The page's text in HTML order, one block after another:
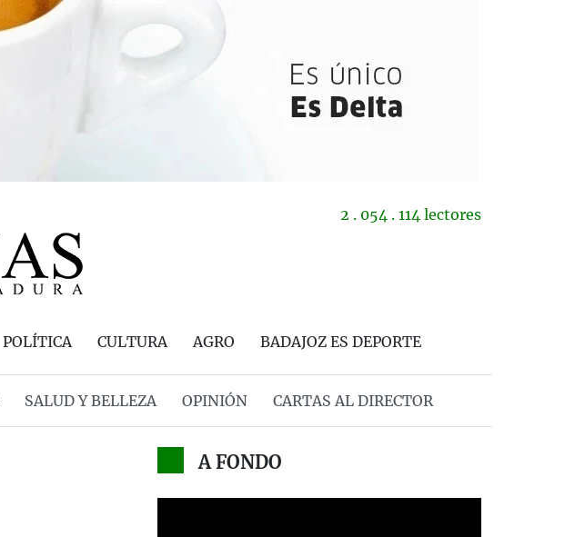
2 . 054 . 114 lectores
POLÍTICA CULTURA AGRO BADAJOZ ES DEPORTE
SALUD Y BELLEZA OPINIÓN CARTAS AL DIRECTOR
A FONDO